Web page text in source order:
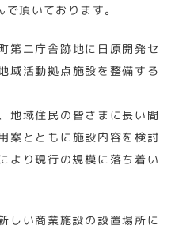
頂いております。
第二庁舎跡地に日原開発セ
域活動拠点施設を整備する
地域住民の皆さまに長い間
案とともに施設内容を検討
より現行の規模に落ち着い
しい商業施設の設置場所に